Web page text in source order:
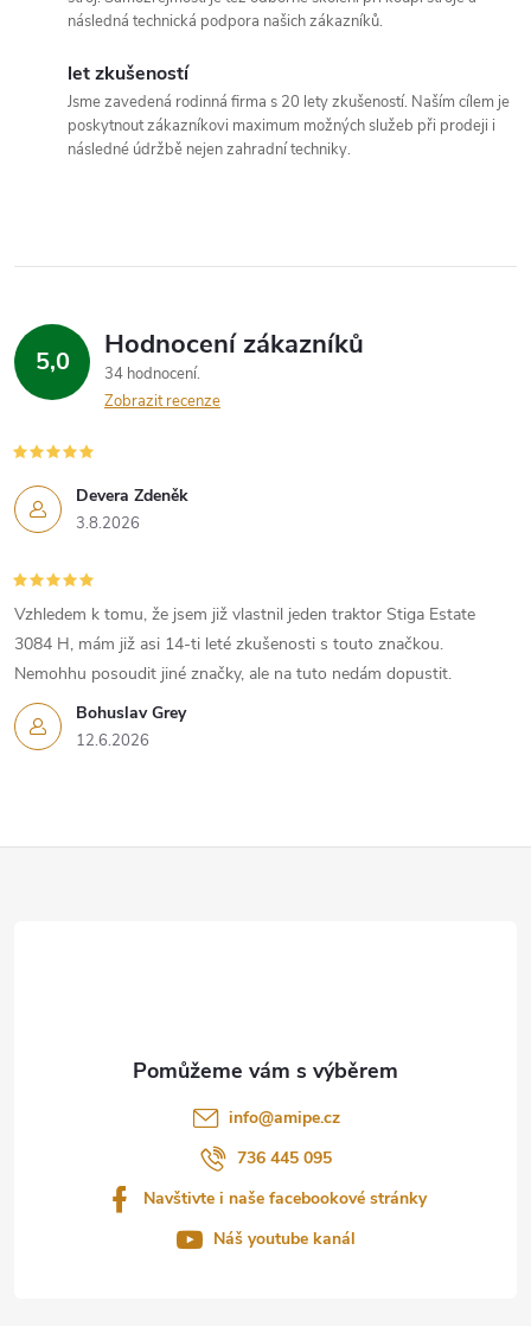
y
v
ý
p
i
s
následná technická podpora našich zákazníků.
let zkušeností
Jsme zavedená rodinná firma s 20 lety zkušeností. Naším cílem je
poskytnout zákazníkovi maximum možných služeb při prodeji i
následné údržbě nejen zahradní techniky.
5,0 Hodnocení zákazníků
34 hodnocení
Zobrazit recenze
Devera Zdeněk
3.8.2026
Bohuslav Grey
12.6.2026
Vzhledem k tomu, že jsem již vlastnil jeden traktor Stiga Estate
3084 H, mám již asi 14-ti leté zkušenosti s touto značkou.
Nemohhu posoudit jiné značky, ale na tuto nedám dopustit.
info@amipe.cz
736 445 095
Navštivte i naše facebookové stránky
Náš youtube kanál